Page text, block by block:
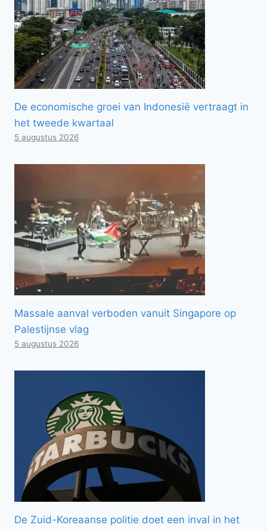
De economische groei van Indonesië vertraagt ​​in
het tweede kwartaal
5 augustus 2026
Massale aanval verboden vanuit Singapore op
Palestijnse vlag
5 augustus 2026
De Zuid-Koreaanse politie doet een inval in het